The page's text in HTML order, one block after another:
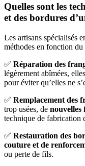
Quelles sont les
et des bordures
Les artisans spécialisés
méthodes en fonction du
✅ Réparation des
légèrement abîmées,
pour éviter qu’elles ne
✅ Remplacement des
trop usées, de nouvelles
technique de fabrication
✅ Restauration des
couture et de
ou perte de fils.